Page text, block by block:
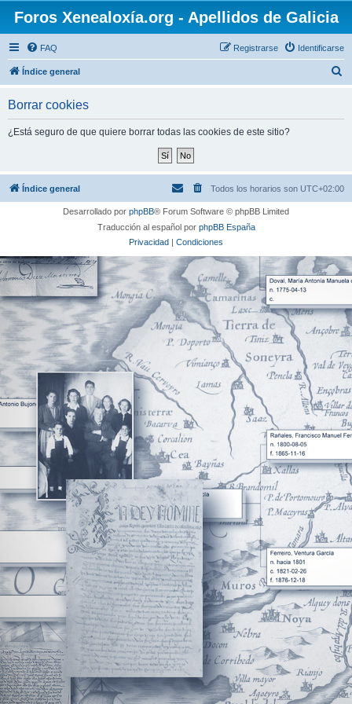
Foros Xenealoxía.org - Apellidos de Galicia
FAQ Identificarse
Registrarse
Índice general
Borrar cookies
¿Está seguro de que quiere borrar todas las cookies de este sitio?
Índice general Todos los horarios son UTC+02:00
Desarrollado por phpBB® Forum Software © phpBB Limited
Traducción al español por phpBB España
Privacidad | Condiciones